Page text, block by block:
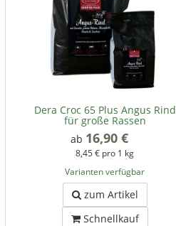
Dera Croc 65 Plus Angus Rind
für große Rassen
ab 16,90 €
8,45 € pro 1 kg
Varianten verfügbar
zum Artikel
Schnellkauf